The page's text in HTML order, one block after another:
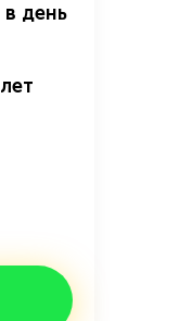
в день
лет